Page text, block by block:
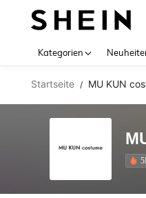
Kategorien
Startseite / MU KUN